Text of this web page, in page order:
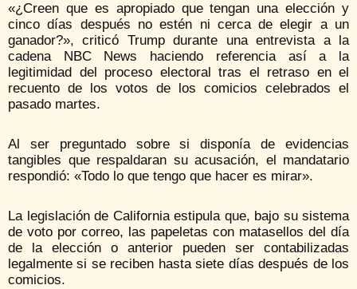
«¿Creen que es apropiado que tengan una elección y
cinco días después no estén ni cerca de elegir a un
ganador?», criticó Trump durante una entrevista a la
cadena NBC News haciendo referencia así a la
legitimidad del proceso electoral tras el retraso en el
recuento de los votos de los comicios celebrados el
pasado martes.
Al ser preguntado sobre si disponía de evidencias
tangibles que respaldaran su acusación, el mandatario
respondió: «Todo lo que tengo que hacer es mirar».
La legislación de California estipula que, bajo su sistema
de voto por correo, las papeletas con matasellos del día
de la elección o anterior pueden ser contabilizadas
legalmente si se reciben hasta siete días después de los
comicios.